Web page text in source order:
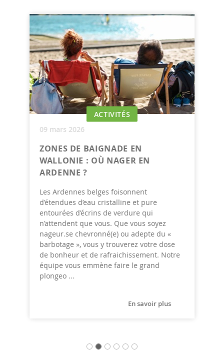
ACTIVITÉS
09 mars 2026
ZONES DE BAIGNADE EN
WALLONIE : OÙ NAGER EN
ARDENNE ?
Les Ardennes belges foisonnent
d’étendues d’eau cristalline et pure
entourées d’écrins de verdure qui
n’attendent que vous. Que vous soyez
nageur.se chevronné(e) ou adepte du «
barbotage », vous y trouverez votre dose
de bonheur et de rafraichissement. Notre
équipe vous emmène faire le grand
plongeo ...
En savoir plus